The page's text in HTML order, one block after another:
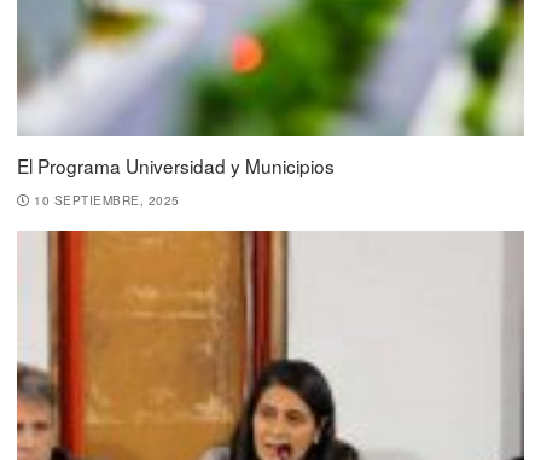
El Programa Universidad y Municipios
10 SEPTIEMBRE, 2025